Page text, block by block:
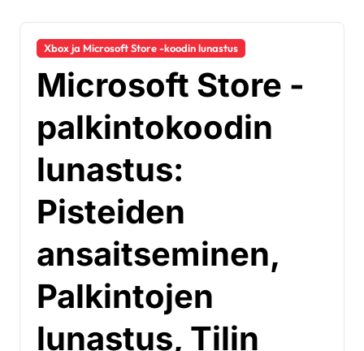
Xbox ja Microsoft Store -koodin lunastus
Microsoft Store -
palkintokoodin
lunastus:
Pisteiden
ansaitseminen,
Palkintojen
lunastus, Tilin